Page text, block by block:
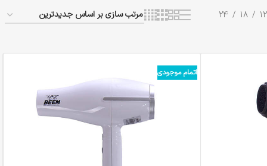
12
18
24
اتمام موجودی